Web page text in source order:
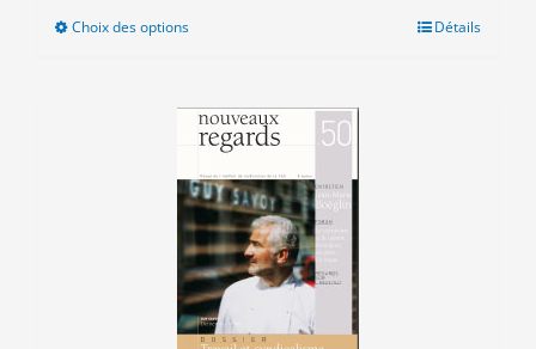
Choix des optionsCe
plusieurs
variations.
options
peuvent
être
choisies
sur
la
page
Détails